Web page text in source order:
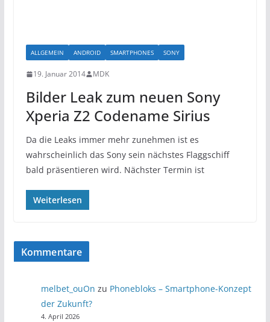
ALLGEMEIN ANDROID SMARTPHONES SONY
19. Januar 2014 MDK
Bilder Leak zum neuen Sony
Xperia Z2 Codename Sirius
Da die Leaks immer mehr zunehmen ist es
wahrscheinlich das Sony sein nächstes Flaggschiff
bald präsentieren wird. Nächster Termin ist
Weiterlesen
Kommentare
melbet_ouOn zu Phonebloks – Smartphone-Konzept
der Zukunft?
4. April 2026